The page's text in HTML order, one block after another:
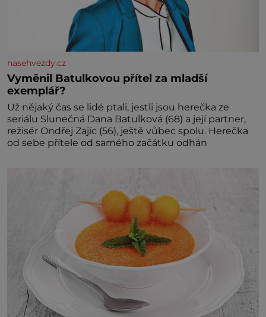
nasehvezdy.cz
Vyměnil Batulkovou přítel za mladší
exemplář?
Už nějaký čas se lidé ptali, jestli jsou herečka ze
seriálu Slunečná Dana Batulková (68) a její partner,
režisér Ondřej Zajíc (56), ještě vůbec spolu. Herečka
od sebe přítele od samého začátku odhán